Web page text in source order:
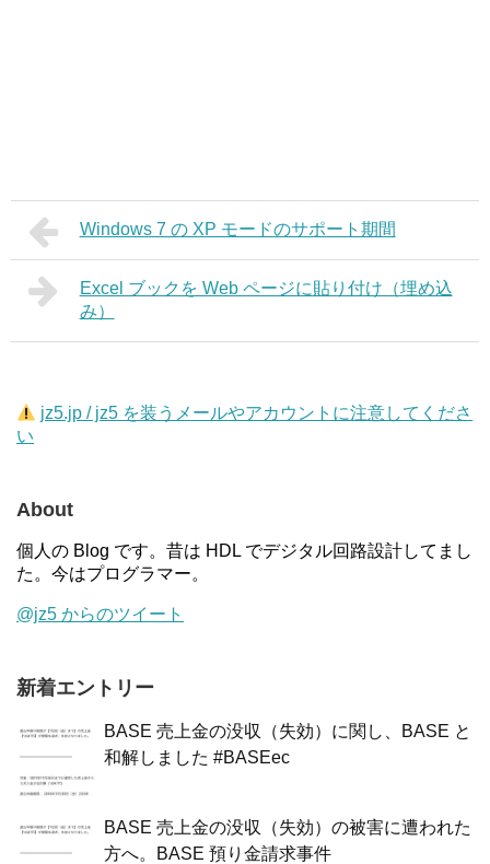
Windows 7 の XP モードのサポート期間
Excel ブックを Web ページに貼り付け（埋め込
み）
jz5.jp / jz5 を装うメールやアカウントに注意してくださ
い
About
個人の Blog です。昔は HDL でデジタル回路設計してまし
た。今はプログラマー。
@jz5 からのツイート
新着エントリー
BASE 売上金の没収（失効）に関し、BASE と
和解しました #BASEec
BASE 売上金の没収（失効）の被害に遭われた
方へ。BASE 預り金請求事件